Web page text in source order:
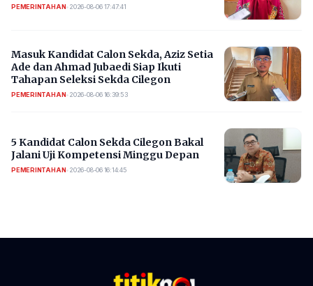
PEMERINTAHAN• 2026-08-06 17:47:41
Masuk Kandidat Calon Sekda, Aziz Setia
Ade dan Ahmad Jubaedi Siap Ikuti
Tahapan Seleksi Sekda Cilegon
PEMERINTAHAN• 2026-08-06 16:39:53
5 Kandidat Calon Sekda Cilegon Bakal
Jalani Uji Kompetensi Minggu Depan
PEMERINTAHAN• 2026-08-06 16:14:45